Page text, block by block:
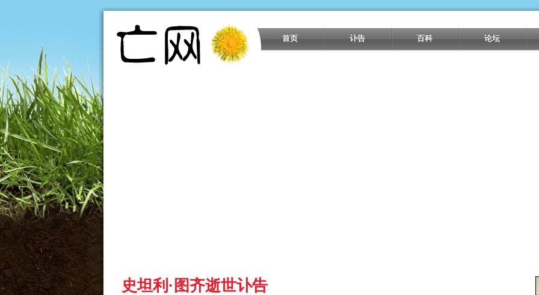
首页 讣告 百科 论坛
史坦利·图齐逝世讣告